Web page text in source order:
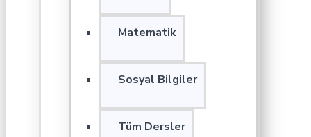
Matematik
Sosyal Bilgiler
Tüm Dersler